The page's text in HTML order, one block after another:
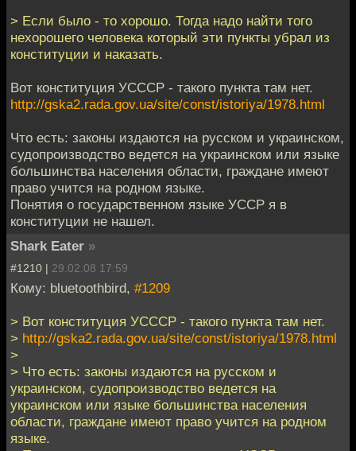
> Если было - то хорошо. Тогда надо найти того
нехорошего человека который эти пункты убрал из
конституции и наказать.
Вот конституция УСССР - такого пункта там нет.
http://gska2.rada.gov.ua/site/const/istoriya/1978.html
Что есть: законы издаются на русском и украинском,
судопроизводство ведется на украинском или языке
большинства населения области, граждане имеют
право учится на родном языке.
Понятия о государственном языке УССР я в
конституции не нашел.
Shark Eater »
#1210 | 29.02.08 17:59
Кому: bluetoothbird, #1209
> Вот конституция УСССР - такого пункта там нет.
> http://gska2.rada.gov.ua/site/const/istoriya/1978.html
>
> Что есть: законы издаются на русском и
украинском, судопроизводство ведется на
украинском или языке большинства населения
области, граждане имеют право учится на родном
языке.